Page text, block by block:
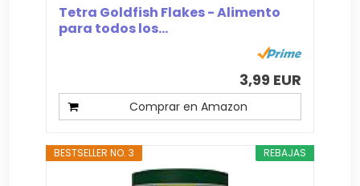
Tetra Goldfish Flakes - Alimento
para todos los...
3,99 EUR
Comprar en Amazon
REBAJAS
BESTSELLER NO. 3